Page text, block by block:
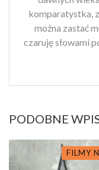
komparatystka,
można zastać
czaruję słowami
PODOBNE
FILMY